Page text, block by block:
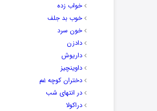
خواب زده
خوب بد جلف
خون سرد
دادزن
داریوش
داوینچیز
دختران کوچه غم
در انتهای شب
دراکولا